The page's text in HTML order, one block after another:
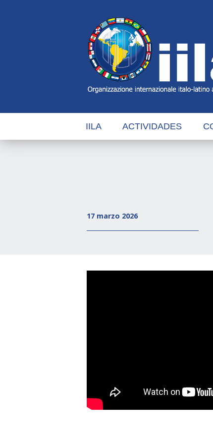
IILA ACTIVIDADES
17 marzo 2026